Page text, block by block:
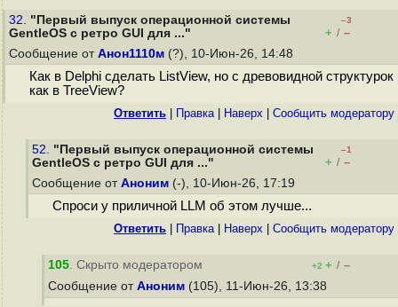
32. "Первый выпуск операционной системы
GentleOS с ретро GUI для ..."
–3
+ / –
Сообщение от Анон1110м (?), 10-Июн-26, 14:48
Как в Delphi сделать ListView, но с древовидной структурок
как в TreeView?
Ответить Правка| Наверх Cообщить модератору
52. "Первый выпуск операционной системы
GentleOS с ретро GUI для ..."
–1
+ / –
Сообщение от Аноним (-), 10-Июн-26, 17:19
Спроси у приличной LLM об этом лучше...
Ответить Правка| Наверх Cообщить модератору
105. Скрыто модератором +2 + / –
Сообщение от Аноним (105), 11-Июн-26, 13:38